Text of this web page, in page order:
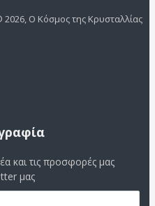
2026, Ο Κόσμος της Κρυσταλλίας
και τις προσφορές μας
μας